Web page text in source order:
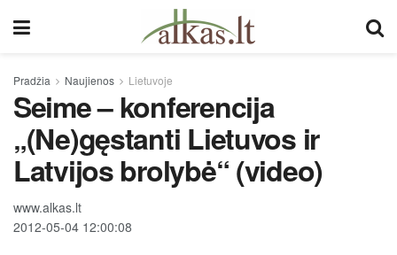
Pradžia Naujienos Lietuvoje
Seime – konferencija
„(Ne)gęstanti Lietuvos ir
Latvijos brolybė“ (video)
www.alkas.lt
2012-05-04 12:00:08